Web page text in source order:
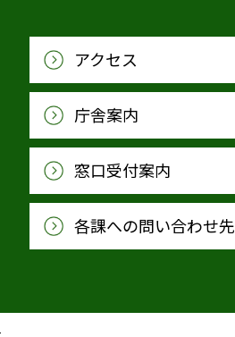
アクセス
庁舎案内
窓口受付案内
各課への問い合わせ先